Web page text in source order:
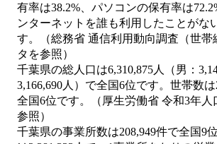
有率は38.2%、パソコンの保有率は
ンターネットを誰も利用したことがな
す。（総務省 通信利用動向調査（世帯
タを参照）
千葉県の総人口は6,310,875人（男：
3,166,690人）で全国6位です。世帯数
全国6位です。（厚生労働省 令和3年人
参照）
千葉県の事業所数は208,949件で全国9